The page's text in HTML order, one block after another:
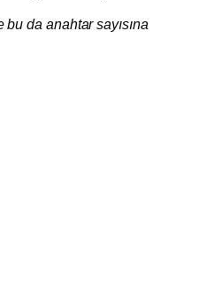
da anahtar sayısına